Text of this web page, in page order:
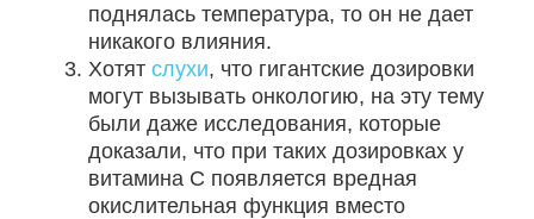
поднялась температура, то он не дает
никакого влияния.
Хотят слухи, что гигантские дозировки
могут вызывать онкологию, на эту тему
были даже исследования, которые
доказали, что при таких дозировках у
витамина С появляется вредная
окислительная функция вместо